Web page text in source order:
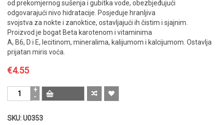
od prekomjernog sušenja i gubitka vode, obezbjeđujući
odgovarajući nivo hidratacije. Posjeduje hranljiva
svojstva za nokte i zanoktice, ostavljajući ih čistim i sjajnim.
Proizvod je bogat Beta karotenom i vitaminima
A, B6, D i E, lecitinom, mineralima, kalijumom i kalcijumom. Ostavlja
prijatan miris voća.
€4.55
Urban
Pro
čistač
SKU:U0353